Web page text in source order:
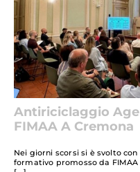
Antiriciclaggio
FIMAA A Cremona
Nei giorni scorsi si è svolto
formativo promosso da